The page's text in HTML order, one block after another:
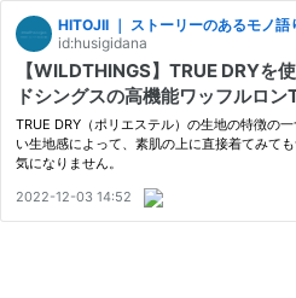
HITOJII ｜ ストーリーのあるモノ語
id:husigidana
【WILDTHINGS】TRUE DRYを
ドシングスの高機能ワッフルロン
ライワッフルクルーネック」を紹
RY WAFFLE CREW
TRUE DRY（ポリエステル）の生地の特徴の
い生地感によって、素肌の上に直接着てみて
気になりません。
2022-12-03 14:52